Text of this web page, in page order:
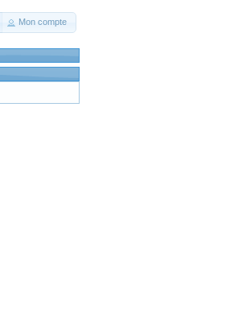
Mon compte